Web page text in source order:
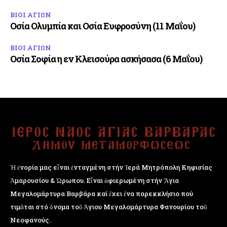
ΒΙΟΙ ΑΓΙΩΝ
Οσία Ολυμπία και Οσία Ευφροσύνη (11 Μαΐου)
ΒΙΟΙ ΑΓΙΩΝ
Οσία Σοφία η εν Κλεισούρα ασκήσασα (6 Μαΐου)
Ἡ ἐνορία μας εἶναι ἐνταγμένη στήν Ἱερά Μητρόπολη Κηφισίας
Ἁμαρουσίου & Ὠρωπου. Εἶναι ἀφιερωμένη στήν Ἅγια
Μεγαλομάρτυρα Βαρβάρα καί ἔχει ἕνα παρεκκλήσιο πού
τιμᾶται στό ὄνομα τοῦ Ἁγιου Μεγαλομάρτυρα Φανουρίου τοῦ
Νεοφανούς.